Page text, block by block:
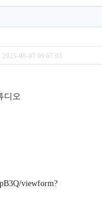
2025-08-07 09:07:03
디오
viewform?